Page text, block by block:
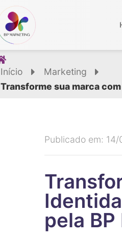
Início
Marketing
Transforme sua marca
Publicado em:
pela